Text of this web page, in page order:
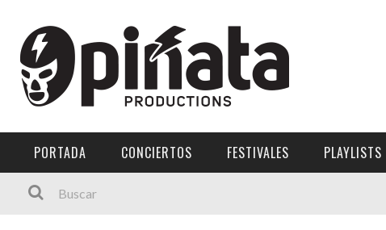
Menú Principal
PORTADA
FESTIVALES
PORTADA CONCIERTOS FESTIVALES PLAYLISTS